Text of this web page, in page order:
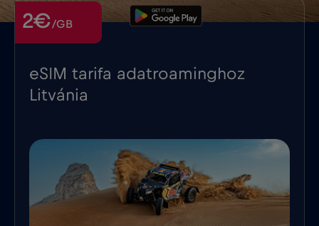
eSIM tarifa adatroaminghoz
Litvánia
2€/GB